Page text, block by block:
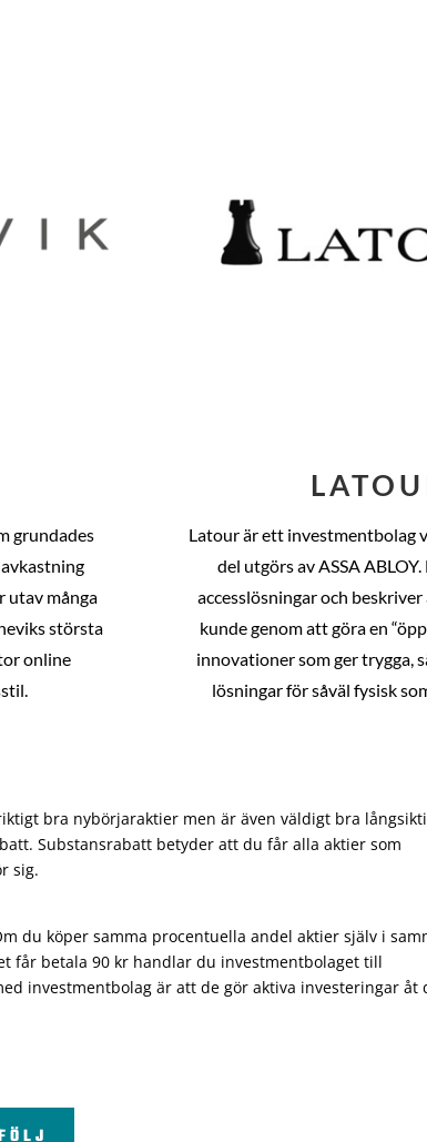
grundades
utav många
största
online
Latour är ett investmentbolag
del utgörs av ASSA ABLOY.
accesslösningar och
kunde genom att göra en
innovationer som ger trygga,
lösningar för såväl fysisk
bra nybörjaraktier men är även väldigt bra
Substansrabatt betyder att du får alla aktier som
sig.
du köper samma procentuella andel aktier själv i
får betala 90 kr handlar du investmentbolaget till
investmentbolag är att de gör aktiva investeringar åt